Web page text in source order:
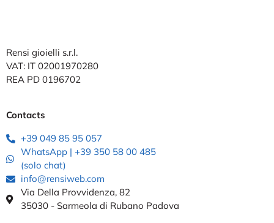
Rensi gioielli s.r.l.
VAT: IT 02001970280
REA PD 0196702
Contacts
+39 049 85 95 057
WhatsApp | +39 350 58 00 485
(solo chat)
info@rensiweb.com
Via Della Provvidenza, 82
35030 - Sarmeola di Rubano Padova